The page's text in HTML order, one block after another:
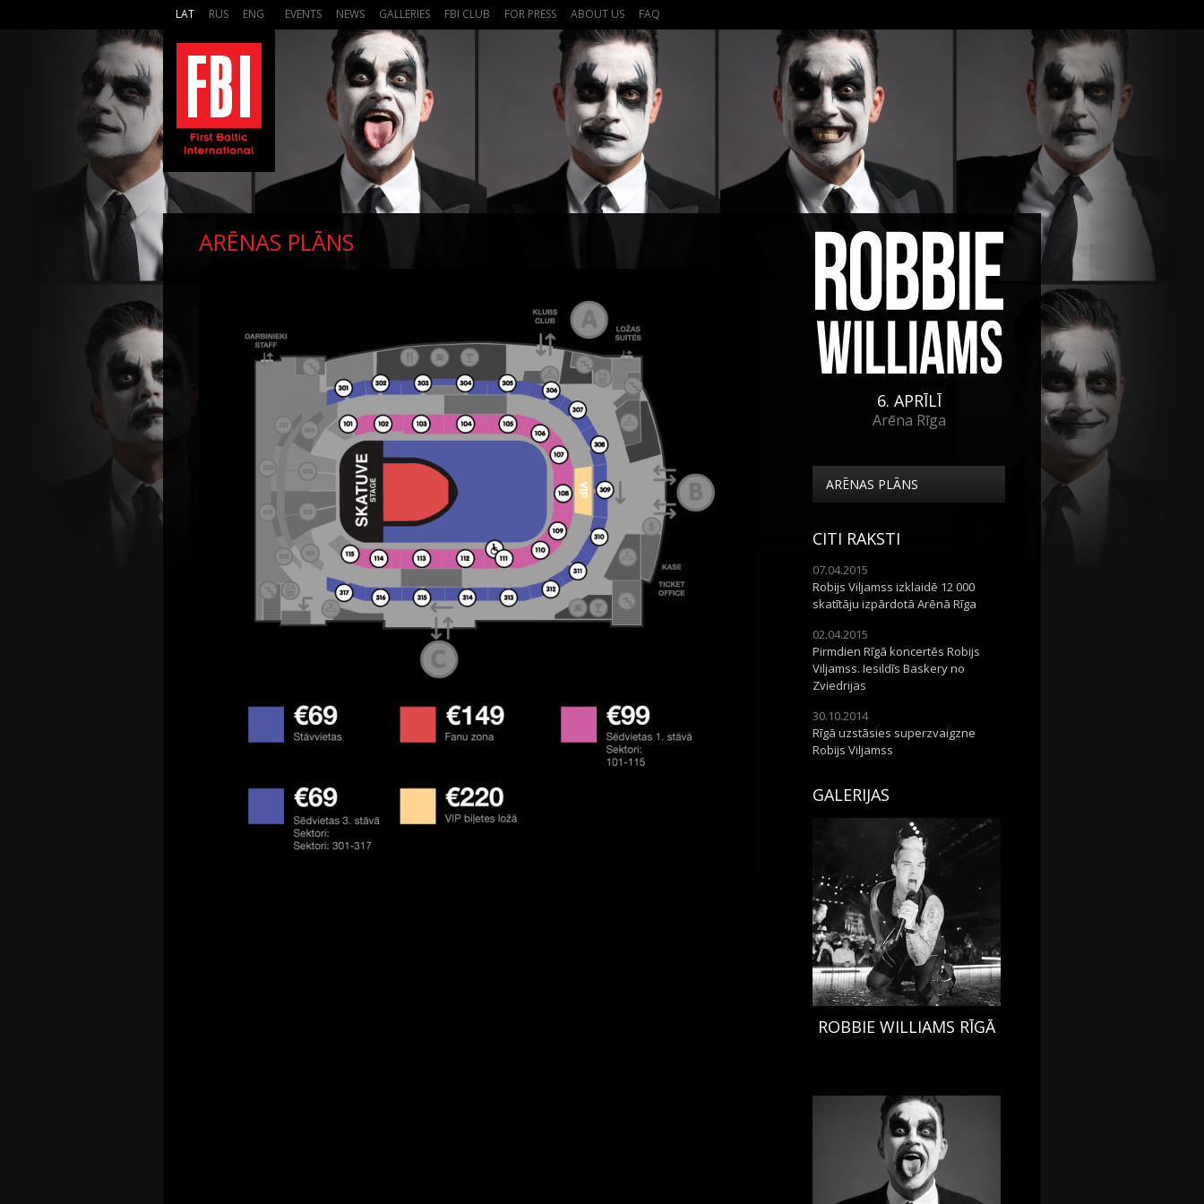
LAT RUS ENG EVENTS NEWS GALLERIES FBI CLUB FOR PRESS ABOUT US FAQ
ARĒNAS PLĀNS
6. APRĪLĪ
Arēna Rīga
ARĒNAS PLĀNS
CITI RAKSTI
07.04.2015
Robijs Viljamss izklaidē 12 000
skatītāju izpārdotā Arēnā Rīga
02.04.2015
Pirmdien Rīgā koncertēs Robijs
Viljamss. Iesildīs Baskery no
Zviedrijas
30.10.2014
Rīgā uzstāsies superzvaigzne
Robijs Viljamss
GALERIJAS
ROBBIE WILLIAMS RĪGĀ